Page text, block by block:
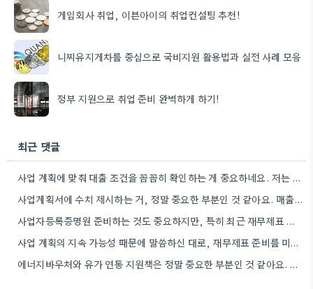
게임회사 취업, 이븐아이의 취업컨설팅 추천!
니찌유지게차를 중심으로 국비지원 활용법과 실전 사례 모음
정부 지원으로 취업 준비 완벽하게 하기!
최근 댓글
사업 계획에 맞춰 대출 조건을 꼼꼼히 확인하는 게 중요하네요. 저는 사업 확장 시 금리 변화를…
사업계획서에 수치 제시하는 거, 정말 중요한 부분인 것 같아요. 매출 성장률이나 고용 목표를 구체적으로 적으면…
사업자등록증명원 준비하는 것도 중요하지만, 특히 최근 재무제표 유효기간 꼭 확인해야 해요. 제가 최근 사업 계획서…
사업 계획의 지속 가능성 때문에 말씀하신 대로, 재무제표 준비를 미리 해두는 게 정말 중요하네요. 특히…
에너지바우처와 유가 연동 지원책은 정말 중요한 부분인 것 같아요. 특히 농어민분들이 에너지 가격 변동에 덜…